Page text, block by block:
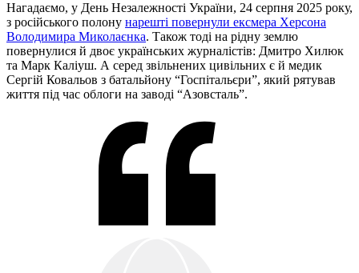
Нагадаємо, у День Незалежності України, 24 серпня 2025 року,
з російського полону нарешті повернули ексмера Херсона
Володимира Миколаєнка. Також тоді на рідну землю
повернулися й двоє українських журналістів: Дмитро Хилюк
та Марк Каліуш. А серед звільнених цивільних є й медик
Сергій Ковальов з батальйону “Госпітальєри”, який рятував
життя під час облоги на заводі “Азовсталь”.